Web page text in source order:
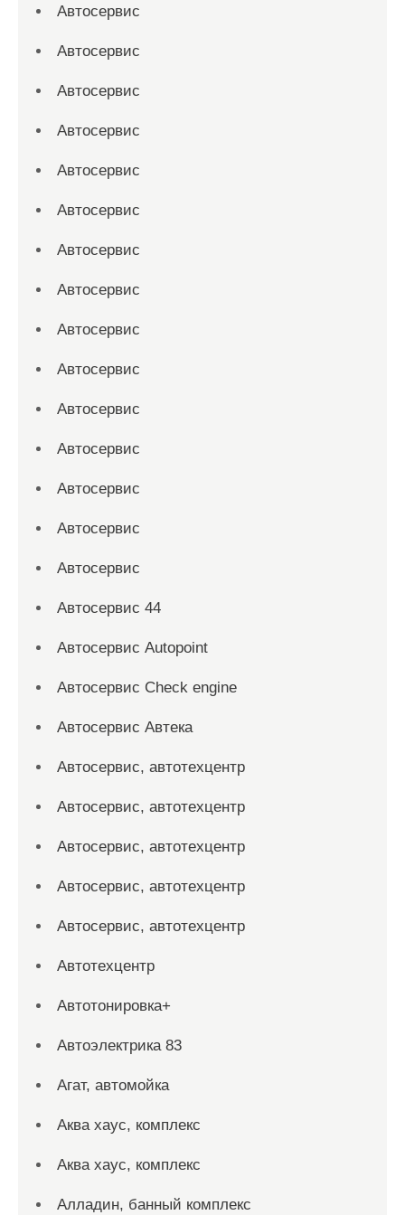
Автосервис
Автосервис
Автосервис
Автосервис
Автосервис
Автосервис
Автосервис
Автосервис
Автосервис
Автосервис
Автосервис
Автосервис
Автосервис
Автосервис
Автосервис
Автосервис 44
Автосервис Autopoint
Автосервис Check engine
Автосервис Автека
Автосервис, автотехцентр
Автосервис, автотехцентр
Автосервис, автотехцентр
Автосервис, автотехцентр
Автосервис, автотехцентр
Автотехцентр
Автотонировка+
Автоэлектрика 83
Агат, автомойка
Аква хаус, комплекс
Аква хаус, комплекс
Алладин, банный комплекс